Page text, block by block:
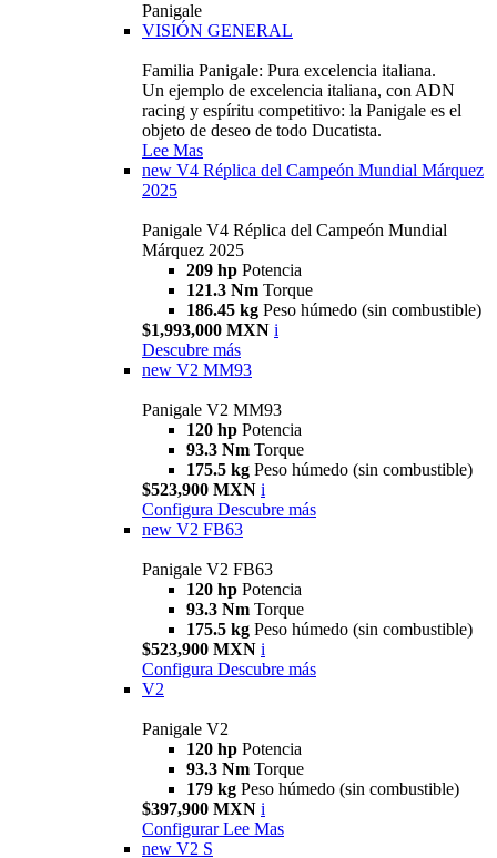
Panigale
VISIÓN GENERAL
Familia Panigale: Pura excelencia italiana.
Un ejemplo de excelencia italiana, con ADN
racing y espíritu competitivo: la Panigale es el
objeto de deseo de todo Ducatista.
Lee Mas
new V4 Réplica del Campeón Mundial Márquez
2025
Panigale V4 Réplica del Campeón Mundial
Márquez 2025
209 hp Potencia
121.3 Nm Torque
186.45 kg Peso húmedo (sin combustible)
$1,993,000 MXN i
Descubre más
new V2 MM93
Panigale V2 MM93
120 hp Potencia
93.3 Nm Torque
175.5 kg Peso húmedo (sin combustible)
$523,900 MXN i
Configura Descubre más
new V2 FB63
Panigale V2 FB63
120 hp Potencia
93.3 Nm Torque
175.5 kg Peso húmedo (sin combustible)
$523,900 MXN i
Configura Descubre más
V2
Panigale V2
120 hp Potencia
93.3 Nm Torque
179 kg Peso húmedo (sin combustible)
$397,900 MXN i
Configurar Lee Mas
new V2 S